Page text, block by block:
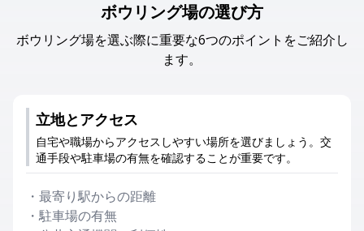
ボウリング場の選び方
ボウリング場を選ぶ際に重要な6つのポイントをご紹介し
ます。
立地とアクセス
自宅や職場からアクセスしやすい場所を選びましょう。交
通手段や駐車場の有無を確認することが重要です。
・ 最寄り駅からの距離
・駐車場の有無